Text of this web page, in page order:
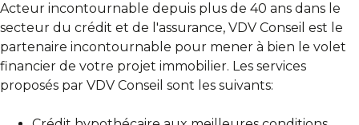
Mettre en vente/location
Construire
Gestion locative
Acteur incontournable depuis plus de 40 ans dans le
secteur du crédit et de l'assurance, VDV Conseil est le
partenaire incontournable pour mener à bien le volet
financier de votre projet immobilier. Les services
proposés par VDV Conseil sont les suivants: